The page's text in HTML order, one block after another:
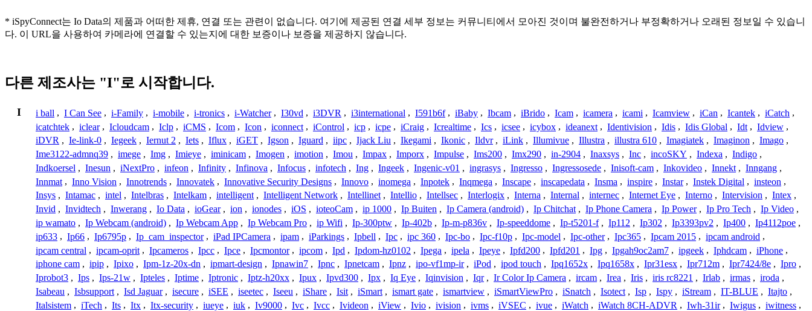
* iSpyConnect는 Io Data의 제품과 어떠한 제휴, 연결 또는 관련이 없습니다. 여기에 제공된 연결 세부 정보는 커뮤니티에서 모아진 것이며 불완전하거나 부정확하거나 오래된 정보일 수 있습니
다. 이 URL을 사용하여 카메라에 연결할 수 있는지에 대한 보증이나 보증을 제공하지 않습니다.
다른 제조사는 "I"로 시작합니다.
I i ball , I Can See , i-Family , i-mobile , i-tronics , i-Watcher , I30vd , i3DVR , i3international , I591b6f , iBaby , Ibcam , iBrido , Icam , icamera , icami , Icamview , iCan , Icantek , iCatch ,
icatchtek , iclear , Icloudcam , Iclp , iCMS , Icom , Icon , iconnect , iControl , icp , icpe , iCraig , Icrealtime , Ics , icsee , icybox , ideanext , Identivision , Idis , Idis Global , Idt , Idview ,
iDVR , Ie-link-0 , Iegeek , Iernut 2 , Iets , Iflux , iGET , Igson , Iguard , iipc , Ijack Liu , Ikegami , Ikonic , Ildvr , iLink , Illumivue , Illustra , illustra 610 , Imagiatek , Imaginon , Imago ,
Ime3122-admnq39 , imege , Img , Imieye , iminicam , Imogen , imotion , Imou , Impax , Imporx , Impulse , Ims200 , Imx290 , in-2904 , Inaxsys , Inc , incoSKY , Indexa , Indigo ,
Indkoersel , Inesun , iNextPro , infeon , Infinity , Infinova , Infocus , infotech , Ing , Ingeek , Ingenic-v01 , ingrasys , Ingresso , Ingressosede , Inisoft-cam , Inkovideo , Innekt , Inngang ,
Innmat , Inno Vision , Innotrends , Innovatek , Innovative Security Designs , Innovo , inomega , Inpotek , Inqmega , Inscape , inscapedata , Insma , inspire , Instar , Instek Digital , insteon ,
Insys , Intamac , intel , Intelbras , Intelkam , intelligent , Intelligent Network , Intellinet , Intellio , Intellsec , Interlogix , Interna , Internal , internec , Internet Eye , Interno , Intervision , Intex ,
Invid , Invidtech , Inwerang , Io Data , ioGear , ion , ionodes , iOS , ioteoCam , ip 1000 , Ip Buiten , Ip Camera (android) , Ip Chitchat , Ip Phone Camera , Ip Power , Ip Pro Tech , Ip Video ,
ip wamato , Ip Webcam (android) , Ip Webcam App , Ip Webcam Pro , ip Wifi , Ip-300ptw , Ip-402b , Ip-m-p836v , Ip-speeddome , Ip-t5201-f , Ip112 , Ip302 , Ip3393pv2 , Ip400 , Ip4112poe ,
ip633 , Ip66 , Ip6795p , Ip_cam_inspector , iPad IPCamera , ipam , iParkings , Ipbell , Ipc , ipc 360 , Ipc-bo , Ipc-f10p , Ipc-model , Ipc-other , Ipc365 , Ipcam 2015 , ipcam android ,
ipcam central , ipcam-oprit , Ipcameros , Ipcc , Ipce , Ipcmontor , ipcom , Ipd , Ipdom-hz0102 , Ipega , ipela , Ipeye , Ipfd200 , Ipfd201 , Ipg , Ipgah9oc2am7 , ipgeek , Iphdcam , iPhone ,
iphone cam , ipip , Ipixo , Ipm-1z-20x-dn , ipmart-design , Ipnawin7 , Ipnc , Ipnetcam , Ipnz , ipo-vf1mp-ir , iPod , ipod touch , Ipq1652x , Ipq1658x , Ipr31esx , Ipr712m , Ipr7424/8e , Ipro ,
Iprobot3 , Ips , Ips-21w , Ipteles , Iptime , Iptronic , Iptz-h20xx , Ipux , Ipvd300 , Ipx , Iq Eye , Iqinvision , Iqr , Ir Color Ip Camera , ircam , Irea , Iris , iris rc8221 , Irlab , irmas , iroda ,
Isabeau , Isbsupport , Isd Jaguar , isecure , iSEE , iseetec , Iseeu , iShare , Isit , iSmart , ismart gate , ismartview , iSmartViewPro , iSnatch , Isotect , Isp , Ispy , iStream , IT-BLUE , Itajto ,
Italsistem , iTech , Its , Itx , Itx-security , iueye , iuk , Iv9000 , Ivc , Ivcc , Ivideon , iView , Ivio , ivision , ivms , iVSEC , ivue , iWatch , iWatch 8CH-ADVR , Iwh-31ir , Iwigus , iwitness ,